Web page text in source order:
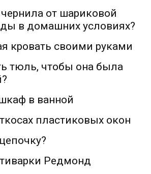
от шариковой
в домашних условиях?
кровать своими руками
тюль, чтобы она была
в ванной
пластиковых окон
Редмонд